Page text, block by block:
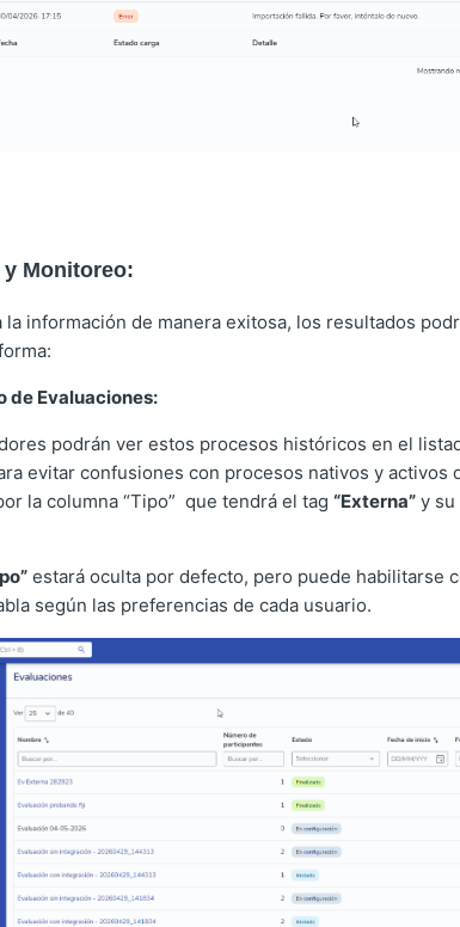
Monitoreo:
la información de manera exitosa, los resultados
de Evaluaciones:
podrán ver estos procesos históricos en el
evitar confusiones con procesos nativos y activos
la columna “Tipo” que tendrá el tag “Externa”y su
estará oculta por defecto, pero puede habilitarse
según las preferencias de cada usuario.